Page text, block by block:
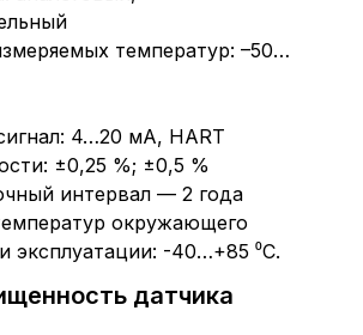
температур: –50…
4…20 мА, HART
±0,25 %; ±0,5 %
интервал — 2 года
окружающего
эксплуатации: -40…+85 ⁰С.
датчика